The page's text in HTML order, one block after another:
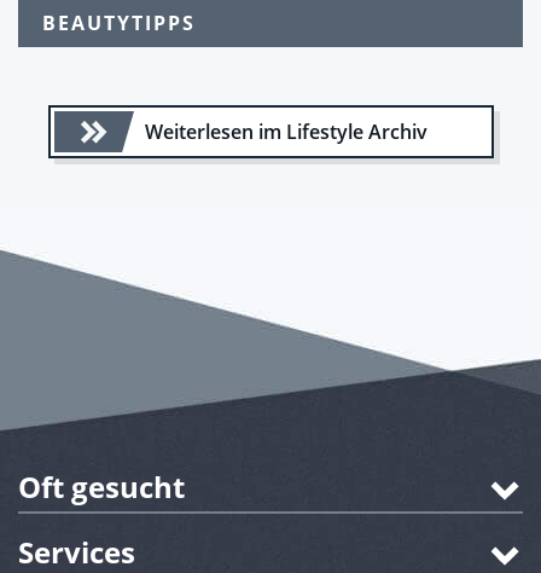
BEAUTYTIPPS
Weiterlesen im Lifestyle Archiv
Oft gesucht
Services